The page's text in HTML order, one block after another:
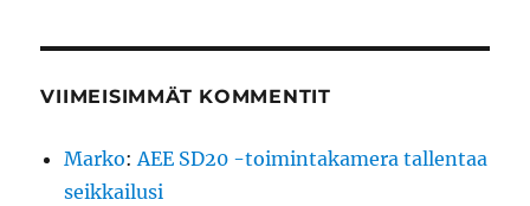
VIIMEISIMMÄT KOMMENTIT
Marko:AEE SD20 -toimintakamera tallentaa
seikkailusi